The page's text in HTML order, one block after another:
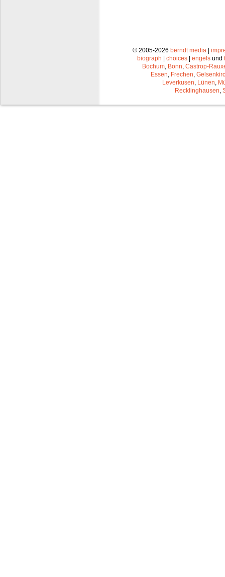
© 2005-2026 berndt media |
biograph | choices | engels und
Bochum Bonn Castrop-
Essen Frechen
Leverkusen Lünen
Recklinghausen